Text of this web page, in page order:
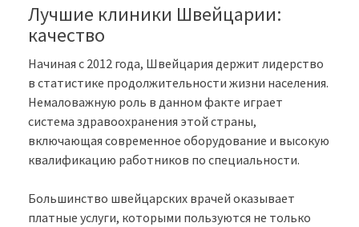
Лучшие клиники Швейцарии:
качество
Начиная с 2012 года, Швейцария держит лидерство
в статистике продолжительности жизни населения.
Немаловажную роль в данном факте играет
система здравоохранения этой страны,
включающая современное оборудование и высокую
квалификацию работников по специальности.
Большинство швейцарских врачей оказывает
платные услуги, которыми пользуются не только